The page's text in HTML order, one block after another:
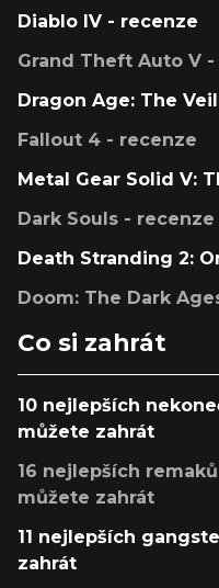
Diablo IV - recenze
Grand Theft Auto V
Dragon Age: The
Fallout 4 - recenze
Metal Gear Solid V:
Dark Souls - recenze
Death Stranding 2:
Doom: The Dark
Co si zahrát
10 nejlepších
můžete zahrát
16 nejlepších
můžete zahrát
11 nejlepších
zahrát